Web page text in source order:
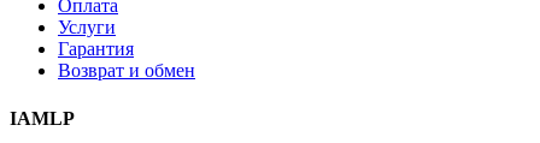
Оплата
Услуги
Гарантия
Возврат и обмен
IAMLP